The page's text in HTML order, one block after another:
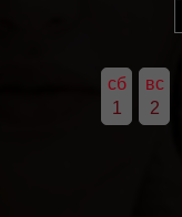
сб
1
вс
2